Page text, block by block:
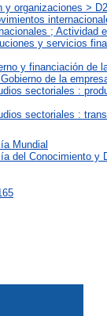
organizaciones >
; Actividad
y servicios
y financiación de
de la
sectoriales :
sectoriales :
Mundial
del Conocimiento y